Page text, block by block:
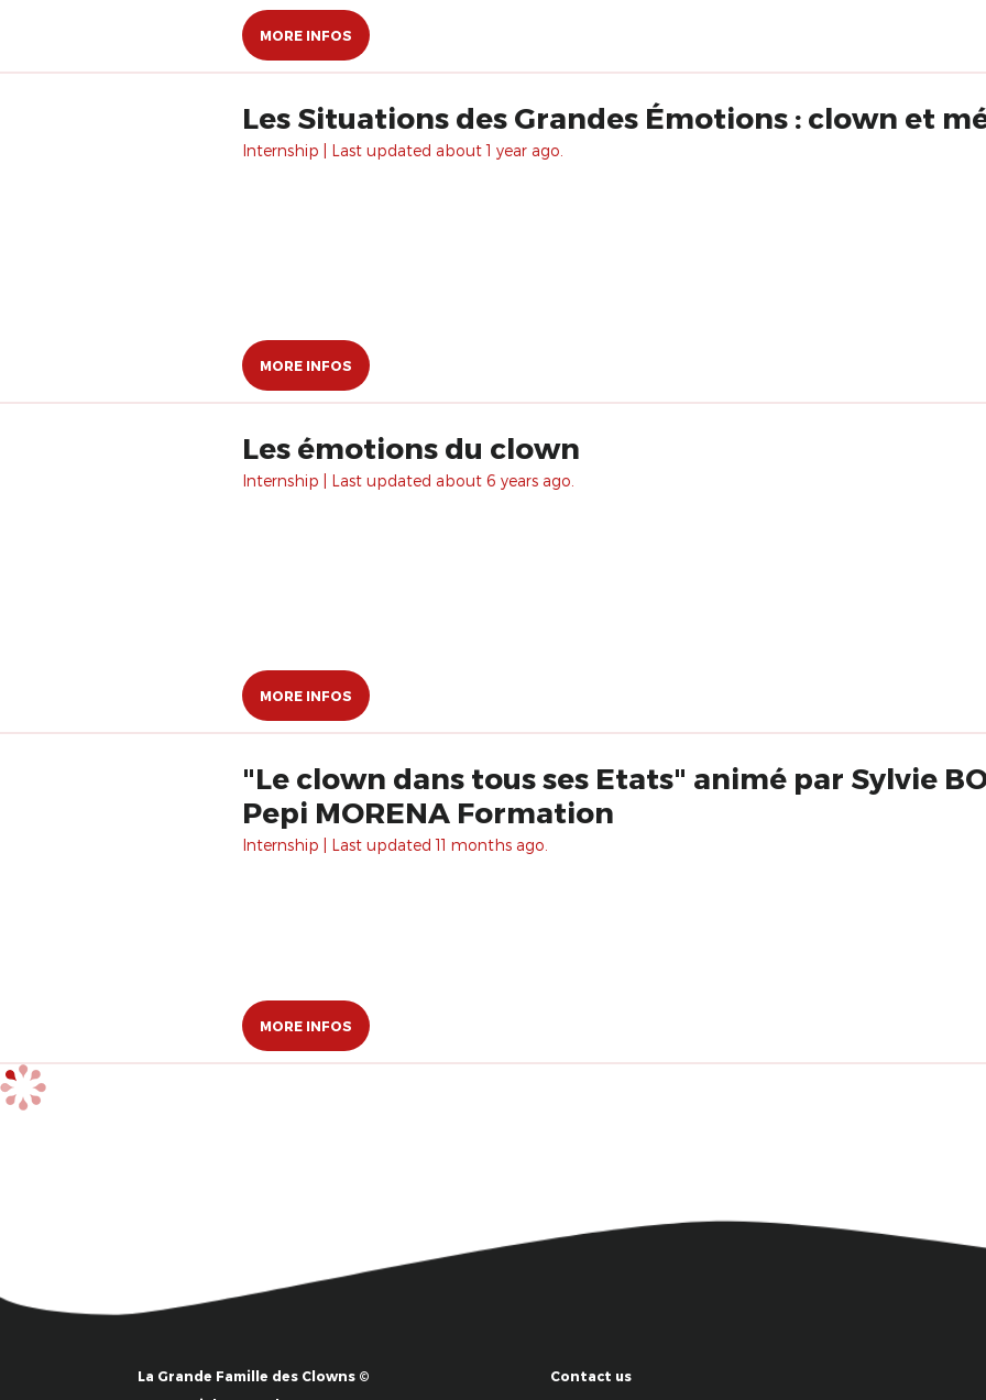
MORE INFOS
Les Situations des Grandes Émotions : clown et
Internship | Last updated about 1 year ago.
MORE INFOS
Les émotions du clown
Internship | Last updated about 6 years ago.
MORE INFOS
"Le clown dans tous ses Etats" animé par Sylvie
Pepi MORENA Formation
Internship | Last updated 11 months ago.
MORE INFOS
La Grande Famille des Clowns ©
Contact us